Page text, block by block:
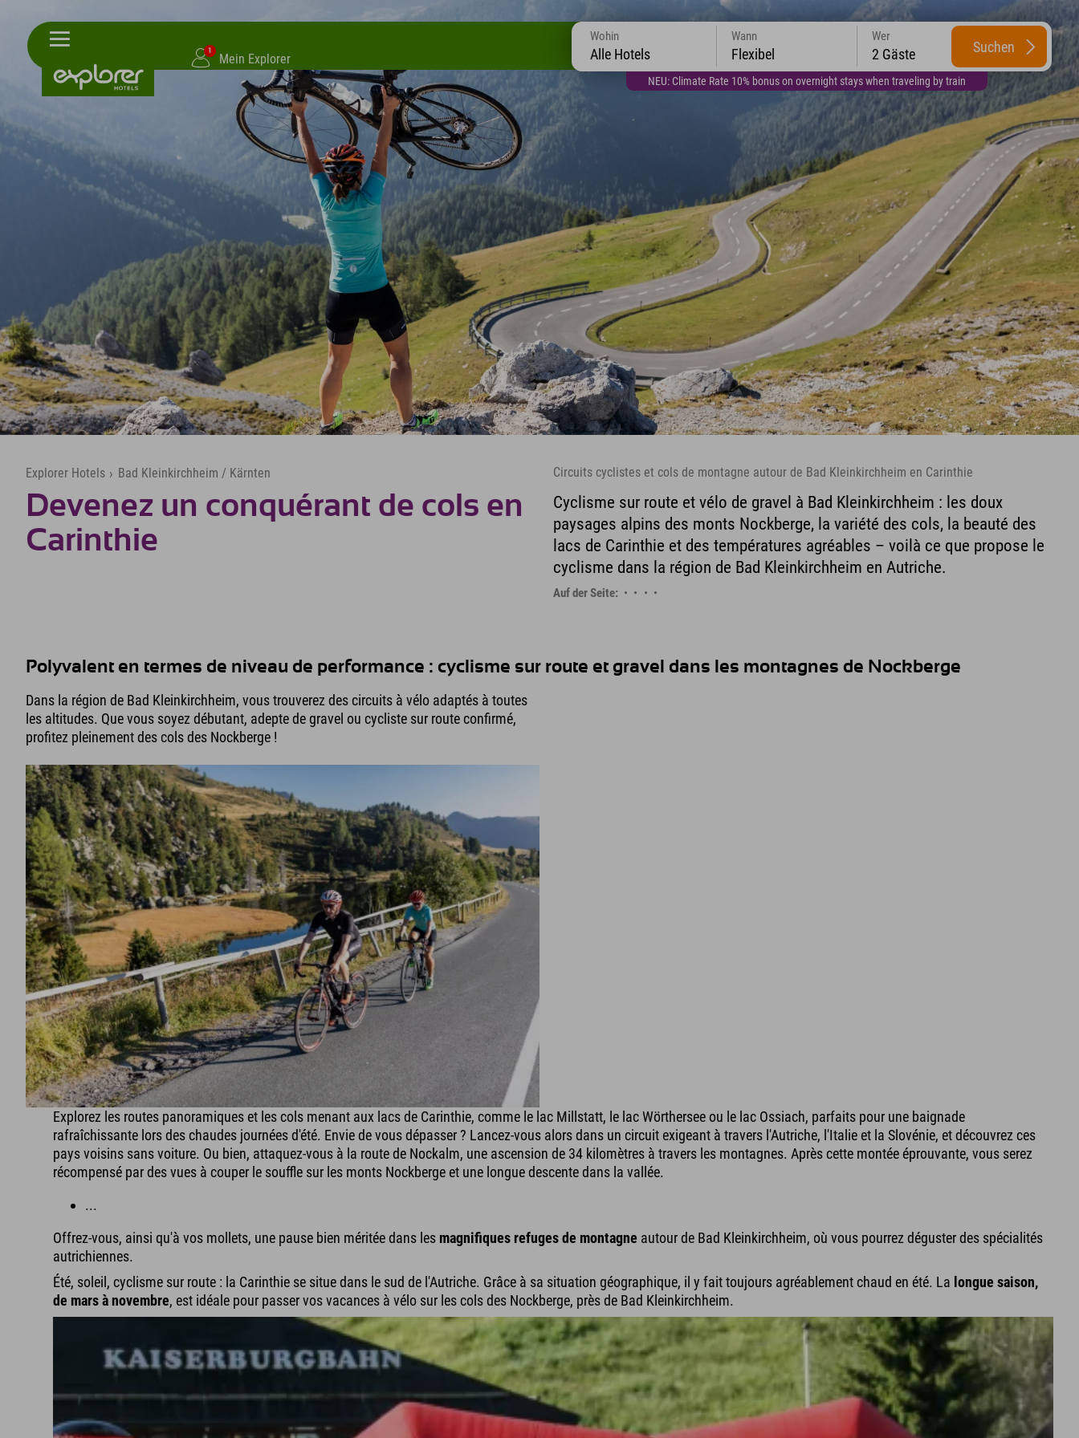
1
Mein Explorer
NEU: Climate Rate 10% bonus on overnight stays when traveling by train
Wohin
Alle Hotels
Wann
Flexibel
Wer
2 Gäste Suchen
Explorer Hotels › Bad Kleinkirchheim / Kärnten
Devenez un conquérant de cols en
Carinthie
Circuits cyclistes et cols de montagne autour de Bad Kleinkirchheim en Carinthie
Cyclisme sur route et vélo de gravel à Bad Kleinkirchheim : les doux
paysages alpins des monts Nockberge, la variété des cols, la beauté des
lacs de Carinthie et des températures agréables – voilà ce que propose le
cyclisme dans la région de Bad Kleinkirchheim en Autriche.
Auf der Seite:
Polyvalent en termes de niveau de performance : cyclisme sur route et gravel dans les montagnes de Nockberge
Dans la région de Bad Kleinkirchheim, vous trouverez des circuits à vélo adaptés à toutes
les altitudes. Que vous soyez débutant, adepte de gravel ou cycliste sur route confirmé,
profitez pleinement des cols des Nockberge !
Explorez les routes panoramiques et les cols menant aux lacs de Carinthie, comme le lac Millstatt, le lac Wörthersee ou le lac Ossiach, parfaits pour une baignade
rafraîchissante lors des chaudes journées d'été. Envie de vous dépasser ? Lancez-vous alors dans un circuit exigeant à travers l'Autriche, l'Italie et la Slovénie, et découvrez ces
pays voisins sans voiture. Ou bien, attaquez-vous à la route de Nockalm, une ascension de 34 kilomètres à travers les montagnes. Après cette montée éprouvante, vous serez
récompensé par des vues à couper le souffle sur les monts Nockberge et une longue descente dans la vallée.
...
Offrez-vous, ainsi qu'à vos mollets, une pause bien méritée dans les magnifiques refuges de montagne autour de Bad Kleinkirchheim, où vous pourrez déguster des spécialités
autrichiennes.
Été, soleil, cyclisme sur route : la Carinthie se situe dans le sud de l'Autriche. Grâce à sa situation géographique, il y fait toujours agréablement chaud en été. La longue saison,
de mars à novembre, est idéale pour passer vos vacances à vélo sur les cols des Nockberge, près de Bad Kleinkirchheim.